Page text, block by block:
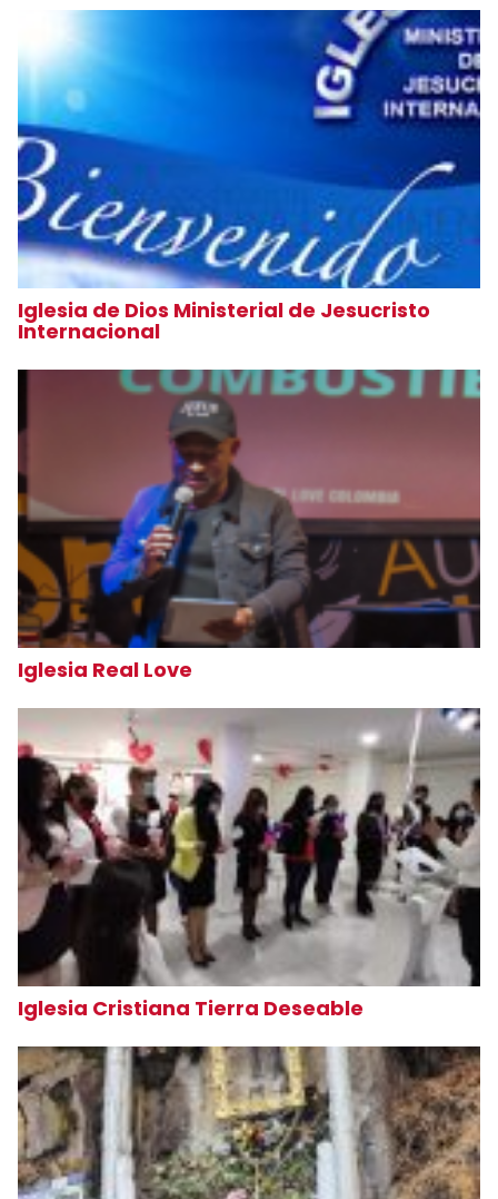
Iglesia de Dios Ministerial de Jesucristo
Internacional
Iglesia Real Love
Iglesia Cristiana Tierra Deseable